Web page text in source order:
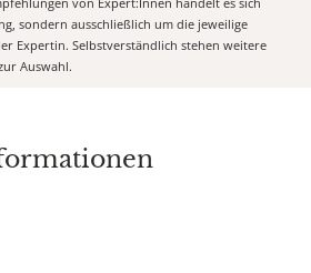
sondern ausschließlich um die jeweilige
Expertin. Selbstverständlich stehen weitere
Auswahl.